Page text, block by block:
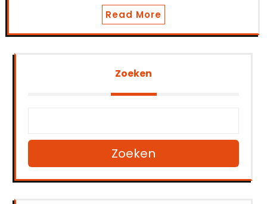
Read More
Zoeken
Zoeken